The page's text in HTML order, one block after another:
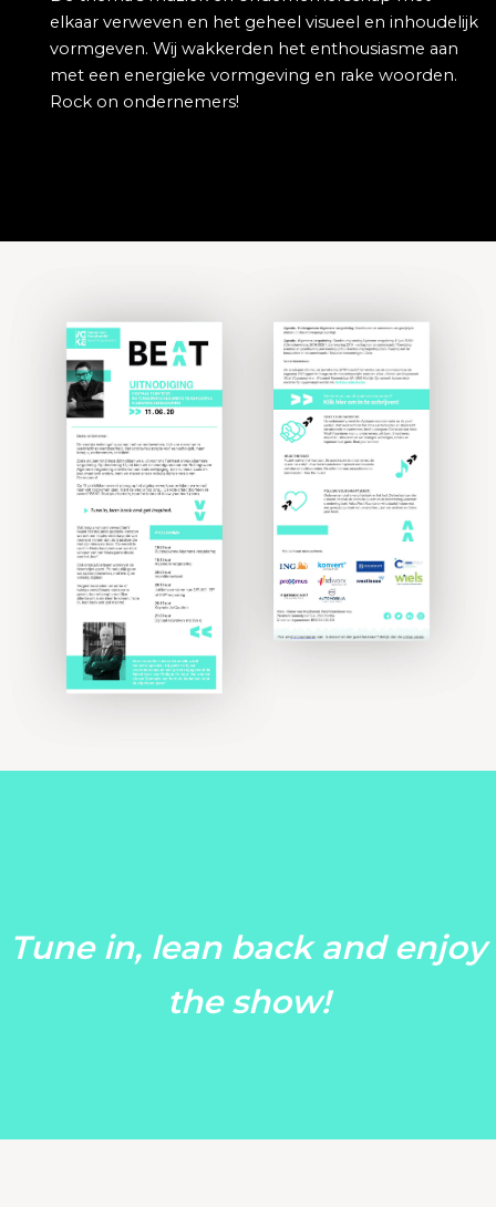
Referenties
Klanten
Wat
advies
elkaar verweven en het geheel visueel en inhoudelijk
vormgeven. Wij wakkerden het enthousiasme aan
met een energieke vormgeving en rake woorden.
Rock on ondernemers!
Tune in, lean back and enjoy
the show!